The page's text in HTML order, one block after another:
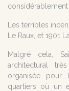
considérablement
Les terribles
Le Raux, et 1901
Malgré cela,
architectural
organisée pour
quartiers où un